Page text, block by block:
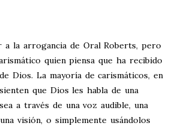
a la arrogancia de Oral Roberts, pero
quien piensa que ha recibido
Dios. La mayoría de carismáticos, en
que Dios les habla de una
a través de una voz audible, una
visión, o simplemente usándolos